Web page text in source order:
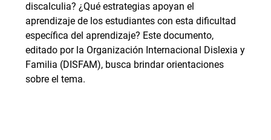
discalculia? ¿Qué estrategias apoyan el
aprendizaje de los estudiantes con esta dificultad
específica del aprendizaje? Este documento,
editado por la Organización Internacional Dislexia y
Familia (DISFAM), busca brindar orientaciones
sobre el tema.